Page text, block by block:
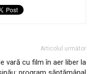
Articolul următor
vară cu film în aer liber la